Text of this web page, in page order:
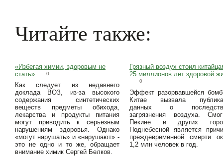
Читайте также:
«Избегая химии, здоровым не
стать»
0
Как следует из недавнего
доклада ВОЗ, из-за высокого
содержания синтетических
веществ предметы обихода,
лекарства и продукты питания
могут приводить к серьезным
нарушениям здоровья. Однако
«могут нарушать» и «нарушают» -
это не одно и то же, обращает
внимание химик Сергей Белков.
Грязный воздух стоил
25 миллионов лет здоровой
0
Эффект разорвавшейся
Китае вызвала
данных о
загрязнения воздуха.
Пекине и других
Поднебесной является
преждевременной смерти
1,2 млн человек в год.